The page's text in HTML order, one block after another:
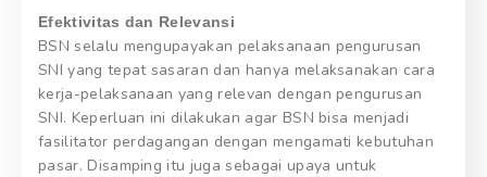
Efektivitas dan Relevansi
BSN selalu mengupayakan pelaksanaan pengurusan
SNI yang tepat sasaran dan hanya melaksanakan cara
kerja-pelaksanaan yang relevan dengan pengurusan
SNI. Keperluan ini dilakukan agar BSN bisa menjadi
fasilitator perdagangan dengan mengamati kebutuhan
pasar. Disamping itu juga sebagai upaya untuk